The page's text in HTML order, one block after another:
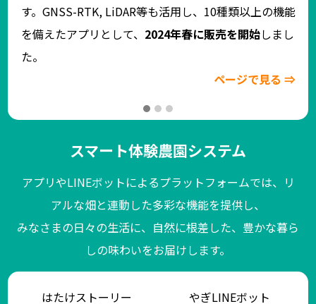
す。GNSS-RTK, LiDAR等も活用し、10種類以上の機能
を備えたアプリとして、 2024年春に販売を開始しまし
た。
ページで見る ⇒
スマート体験農園システム
アプリやLINEボットによるプラットフォームでは、リ
アルな畑と連動した多彩な機能を提供し、
みなさまの日々の生活に、自然に根差した、豊かな暮ら
しの味わいをお届けします。
はたけストーリー やぎLINEボット